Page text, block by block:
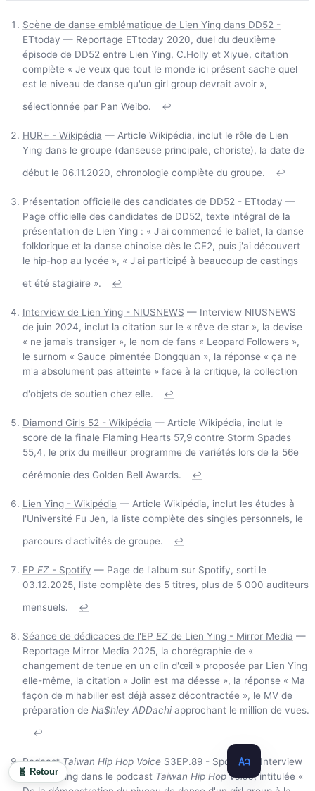
Scène de danse emblématique de Lien Ying dans DD52 -
ETtoday — Reportage ETtoday 2020, duel du deuxième
épisode de DD52 entre Lien Ying, C.Holly et Xiyue, citation
complète « Je veux que tout le monde ici présent sache quel
est le niveau de danse qu'un girl group devrait avoir »,
sélectionnée par Pan Weibo.
↩
HUR+ - Wikipédia — Article Wikipédia, inclut le rôle de Lien
Ying dans le groupe (danseuse principale, choriste), la date de
début le 06.11.2020, chronologie complète du groupe.
↩
Présentation officielle des candidates de DD52 - ETtoday —
Page officielle des candidates de DD52, texte intégral de la
présentation de Lien Ying : « J'ai commencé le ballet, la danse
folklorique et la danse chinoise dès le CE2, puis j'ai découvert
le hip-hop au lycée », « J'ai participé à beaucoup de castings
et été stagiaire ».
↩
Interview de Lien Ying - NIUSNEWS — Interview NIUSNEWS
de juin 2024, inclut la citation sur le « rêve de star », la devise
« ne jamais transiger », le nom de fans « Leopard Followers »,
le surnom « Sauce pimentée Dongquan », la réponse « ça ne
m'a absolument pas atteinte » face à la critique, la collection
d'objets de soutien chez elle.
↩
Diamond Girls 52 - Wikipédia — Article Wikipédia, inclut le
score de la finale Flaming Hearts 57,9 contre Storm Spades
55,4, le prix du meilleur programme de variétés lors de la 56e
cérémonie des Golden Bell Awards.
↩
Lien Ying - Wikipédia — Article Wikipédia, inclut les études à
l'Université Fu Jen, la liste complète des singles personnels, le
parcours d'activités de groupe.
↩
EP EZ - Spotify — Page de l'album sur Spotify, sorti le
03.12.2025, liste complète des 5 titres, plus de 5 000 auditeurs
mensuels.
↩
Séance de dédicaces de l'EP EZ de Lien Ying - Mirror Media —
Reportage Mirror Media 2025, la chorégraphie de «
changement de tenue en un clin d'œil » proposée par Lien Ying
elle-même, la citation « Jolin est ma déesse », la réponse « Ma
façon de m'habiller est déjà assez décontractée », le MV de
préparation de Na$hley ADDachiapprochant le million de vues.
↩
PodcastTaiwan Hip Hop Voice S3EP.89 - Spotify— Interview
de Lien Ying dans le podcast Taiwan Hip Hop Voice, intitulée «
🧬 Retour